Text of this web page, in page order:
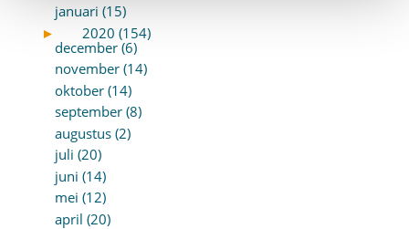
januari (15)
►
2020 (154)
december (6)
november (14)
oktober (14)
september (8)
augustus (2)
juli (20)
juni (14)
mei (12)
april (20)